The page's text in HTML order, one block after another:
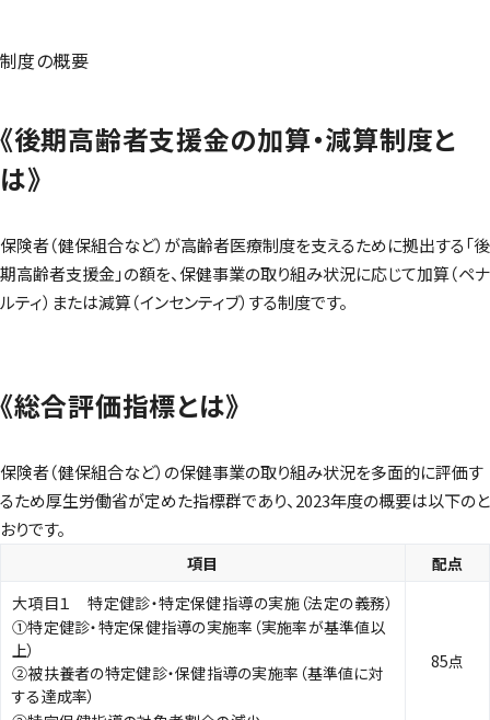
制度の概要
《後期高齢者支援金の加算・減算制度と
は》
保険者（健保組合など）が高齢者医療制度を支えるために拠出する「後
期高齢者支援金」の額を、保健事業の取り組み状況に応じて加算（ペナ
ルティ）または減算（インセンティブ）する制度です。
《総合評価指標とは》
保険者（健保組合など）の保健事業の取り組み状況を多面的に評価す
るため厚生労働省が定めた指標群であり、2023年度の概要は以下のと
おりです。
項目
配点
大項目１ 特定健診・特定保健指導の実施（法定の義務）
①特定健診・特定保健指導の実施率（実施率が基準値以
上）
②被扶養者の特定健診・保健指導の実施率（基準値に対
する達成率）
85点